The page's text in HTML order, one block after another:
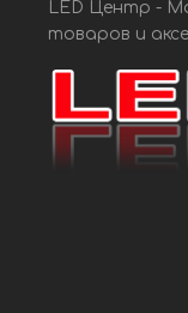
LED Центр -
товаров и